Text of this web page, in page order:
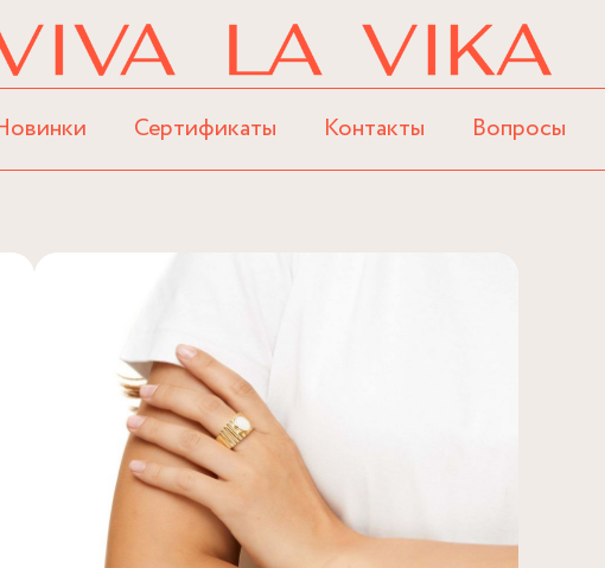
Сертификаты Контакты Вопросы